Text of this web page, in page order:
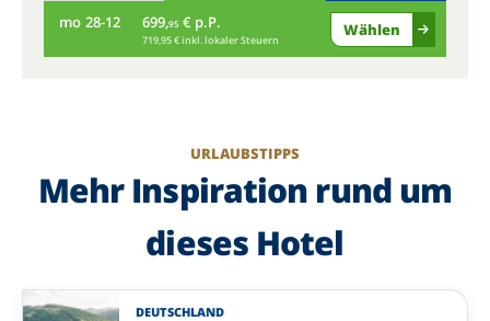
mo 28-12 699,95 € p.P.
719,95 € inkl. lokaler Steuern
Wählen
URLAUBSTIPPS
Mehr Inspiration rund um
dieses Hotel
DEUTSCHLAND